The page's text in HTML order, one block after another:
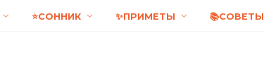
⭐СОННИК ✨ПРИМЕТЫ 📚СОВЕТЫ